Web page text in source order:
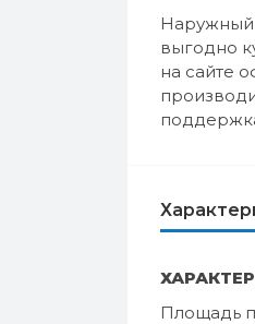
Наружный
выгодно
на сайте
Площадь